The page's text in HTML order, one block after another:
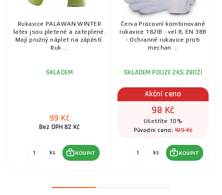
Rukavice PALAWAN WINTER
latex jsou pletené a zateplené.
Mají pružný náplet na zápěstí.
Ruk ...
SKLADEM
99 Kč
Bez DPH 82 Kč
ks KOUPIT
Červa Pracovní kombinované
rukavice 182IB - vel.8, EN 388
- Ochranné rukavice proti
mechan ...
SKLADEM POUZE 2KS ZBOŽÍ
Akční cena
98 Kč
Ušetříte 10%
Původní cena:109 Kč
ks KOUPIT